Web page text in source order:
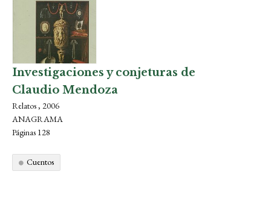
Investigaciones y conjeturas de
Claudio Mendoza
Relatos , 2006
ANAGRAMA
Páginas 128
Cuentos